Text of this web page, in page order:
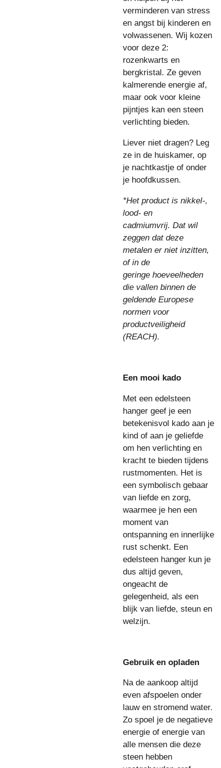
verminderen van stress
en angst bij kinderen en
volwassenen. Wij kozen
voor deze 2:
rozenkwarts en
bergkristal. Ze geven
kalmerende energie af,
maar ook voor kleine
pijntjes kan een steen
verlichting bieden.
Liever niet dragen? Leg
ze in de huiskamer, op
je nachtkastje of onder
je hoofdkussen.
*Het product is nikkel-,
lood- en
cadmiumvrij. Dat wil
zeggen dat deze
metalen er niet inzitten,
of in de
geringe hoeveelheden
die vallen binnen de
geldende Europese
normen voor
productveiligheid
(REACH).
Een mooi kado
Met een edelsteen
hanger geef je een
betekenisvol kado aan je
kind of aan je geliefde
om hen verlichting en
kracht te bieden tijdens
rustmomenten. Het is
een symbolisch gebaar
van liefde en zorg,
waarmee je hen een
moment van
ontspanning en innerlijke
rust schenkt. Een
edelsteen hanger kun je
dus altijd geven,
ongeacht de
gelegenheid, als een
blijk van liefde, steun en
welzijn.
Gebruik en opladen
Na de aankoop altijd
even afspoelen onder
lauw en stromend water.
Zo spoel je de negatieve
energie of energie van
alle mensen die deze
steen hebben